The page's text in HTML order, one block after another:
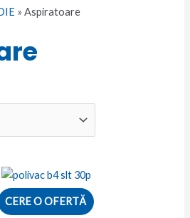
» Aspiratoare
CERE O OFERTĂ